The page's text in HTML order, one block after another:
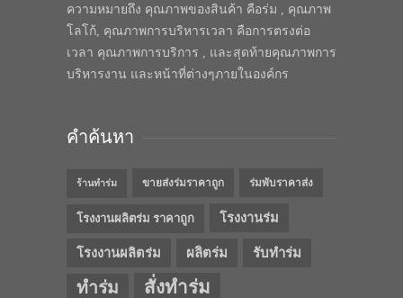
ความหมายถึง คุณภาพของสินค้า คือร่ม , คุณภาพ
โลโก้, คุณภาพการบริหารเวลา คือการตรงต่อ
เวลา คุณภาพการบริการ , และสุดท้ายคุณภาพการ
บริหารงาน และหน้าที่ต่างๆภายในองค์กร
คำค้นหา
ร้านทำร่ม ขายส่งร่มราคาถูก ร่มพับราคาส่ง
โรงงานผลิตร่ม ราคาถูก โรงงานร่ม
โรงงานผลิตร่ม ผลิตร่ม รับทำร่ม
ทำร่ม
สั่งทำร่ม